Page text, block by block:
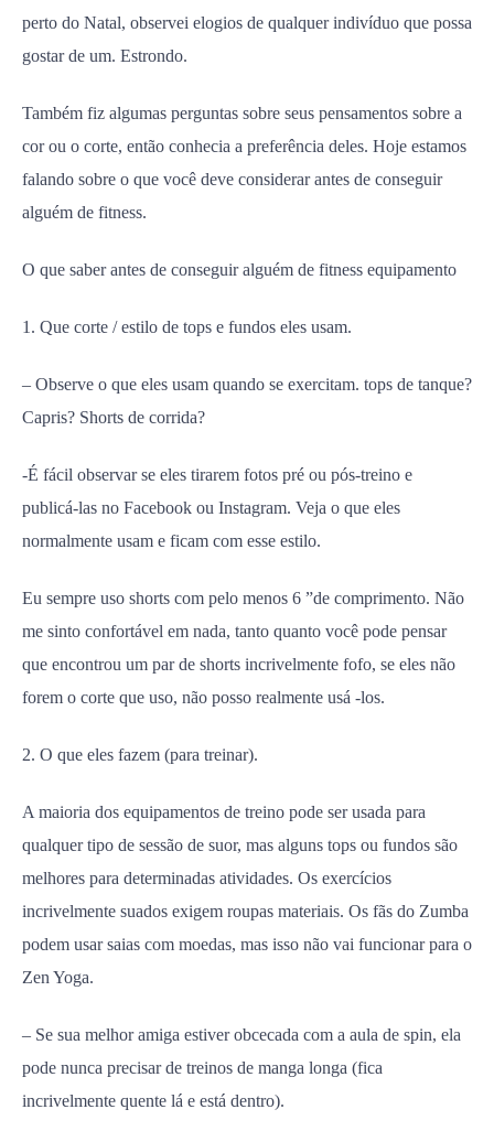
perto do Natal, observei elogios de qualquer indivíduo que possa
gostar de um. Estrondo.
Também fiz algumas perguntas sobre seus pensamentos sobre a
cor ou o corte, então conhecia a preferência deles. Hoje estamos
falando sobre o que você deve considerar antes de conseguir
alguém de fitness.
O que saber antes de conseguir alguém de fitness equipamento
1. Que corte / estilo de tops e fundos eles usam.
– Observe o que eles usam quando se exercitam. tops de tanque?
Capris? Shorts de corrida?
-É fácil observar se eles tirarem fotos pré ou pós-treino e
publicá-las no Facebook ou Instagram. Veja o que eles
normalmente usam e ficam com esse estilo.
Eu sempre uso shorts com pelo menos 6 ”de comprimento. Não
me sinto confortável em nada, tanto quanto você pode pensar
que encontrou um par de shorts incrivelmente fofo, se eles não
forem o corte que uso, não posso realmente usá -los.
2. O que eles fazem (para treinar).
A maioria dos equipamentos de treino pode ser usada para
qualquer tipo de sessão de suor, mas alguns tops ou fundos são
melhores para determinadas atividades. Os exercícios
incrivelmente suados exigem roupas materiais. Os fãs do Zumba
podem usar saias com moedas, mas isso não vai funcionar para o
Zen Yoga.
– Se sua melhor amiga estiver obcecada com a aula de spin, ela
pode nunca precisar de treinos de manga longa (fica
incrivelmente quente lá e está dentro).